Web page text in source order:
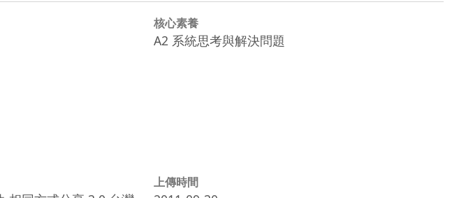
核心素養
A2 系統思考與解決問題
上傳時間